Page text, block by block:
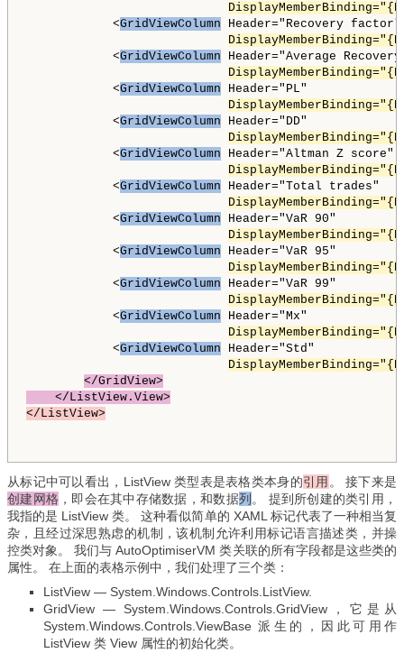
<GridViewColumn Header="Recovery factor"
<GridViewColumn Header="Average
<GridViewColumn Header="PL"
<GridViewColumn Header="DD"
<GridViewColumn Header="Altman Z score"
<GridViewColumn Header="Total trades"
<GridViewColumn Header="VaR 90"
<GridViewColumn Header="VaR 95"
<GridViewColumn Header="VaR 99"
<GridViewColumn Header="Mx"
<GridViewColumn Header="Std"
</GridView>
</ListView.View>
</ListView>
从标记中可以看出，ListView 类型表是表格类本身的引用 。 接下来是
创建网格 ，即会在其中存储数据，和数据列 。 提到所创建的类引用，
我指的是 ListView 类。 这种看似简单的 XAML 标记代表了一种相当复
杂，且经过深思熟虑的机制，该机制允许利用标记语言描述类，并操
控类对象。 我们与 AutoOptimiserVM 类关联的所有字段都是这些类的
属性。 在上面的表格示例中，我们处理了三个类：
ListView — System.Windows.Controls.ListView.
GridView — System.Windows.Controls.GridView，它是从
System.Windows.Controls.ViewBase 派生的，因此可用作
ListView 类 View 属性的初始化类。